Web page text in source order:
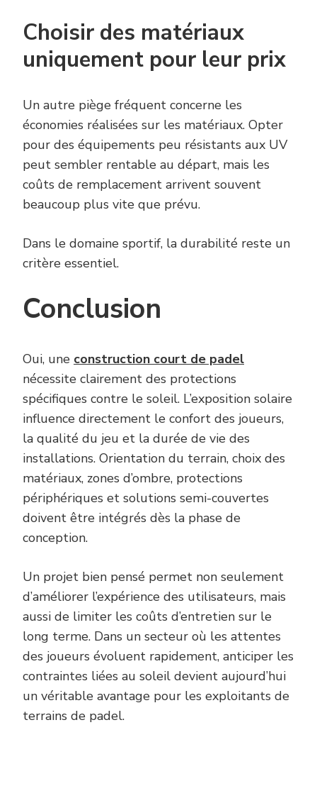
Choisir des matériaux
uniquement pour leur prix
Un autre piège fréquent concerne les
économies réalisées sur les matériaux. Opter
pour des équipements peu résistants aux UV
peut sembler rentable au départ, mais les
coûts de remplacement arrivent souvent
beaucoup plus vite que prévu.
Dans le domaine sportif, la durabilité reste un
critère essentiel.
Conclusion
Oui, une construction court de padel
nécessite clairement des protections
spécifiques contre le soleil. L’exposition solaire
influence directement le confort des joueurs,
la qualité du jeu et la durée de vie des
installations. Orientation du terrain, choix des
matériaux, zones d’ombre, protections
périphériques et solutions semi-couvertes
doivent être intégrés dès la phase de
conception.
Un projet bien pensé permet non seulement
d’améliorer l’expérience des utilisateurs, mais
aussi de limiter les coûts d’entretien sur le
long terme. Dans un secteur où les attentes
des joueurs évoluent rapidement, anticiper les
contraintes liées au soleil devient aujourd’hui
un véritable avantage pour les exploitants de
terrains de padel.